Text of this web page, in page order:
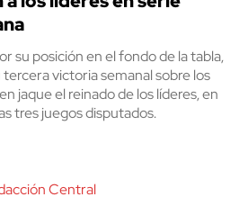
su posición en el fondo de la tabla,
victoria semanal sobre los
jaque el reinado de los líderes, en
tres juegos disputados.
Central